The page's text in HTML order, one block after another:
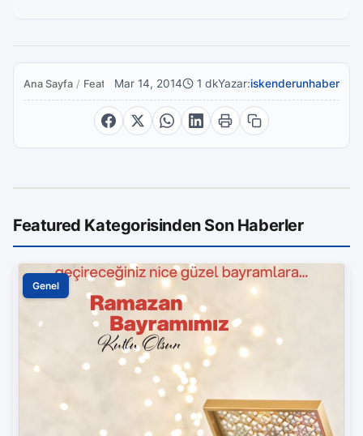
Ana Sayfa / FeaturedMar 14, 2014 1 dkYazar:iskenderunhaber
Featured Kategorisinden Son Haberler
Genel